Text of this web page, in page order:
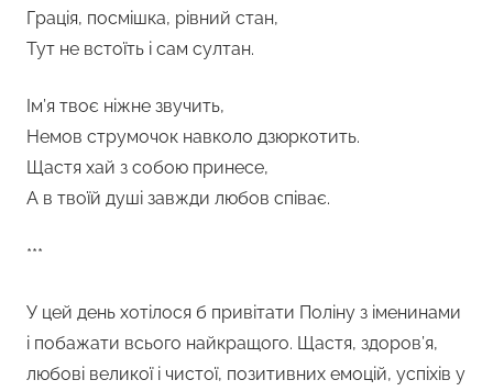
Грація, посмішка, рівний стан,
Тут не встоїть і сам султан.
Ім’я твоє ніжне звучить,
Немов струмочок навколо дзюркотить.
Щастя хай з собою принесе,
А в твоїй душі завжди любов співає.
***
У цей день хотілося б привітати Поліну з іменинами
і побажати всього найкращого. Щастя, здоров’я,
любові великої і чистої, позитивних емоцій, успіхів у